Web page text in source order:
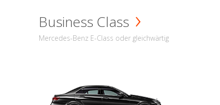
Business Class
Mercedes-Benz E-Class oder gleichwärtig